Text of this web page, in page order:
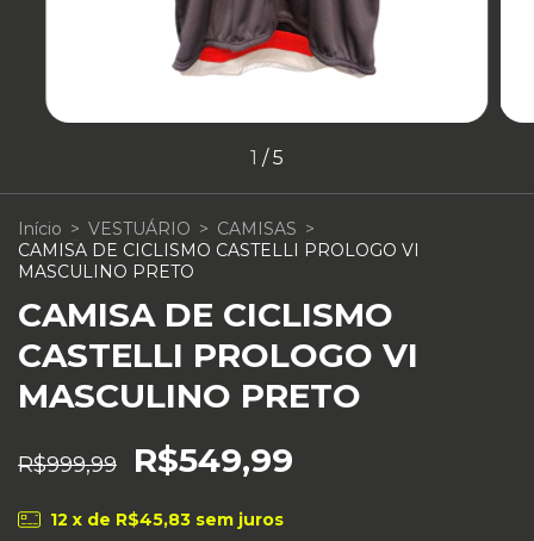
1 /5
Início > VESTUÁRIO > CAMISAS >
CAMISA DE CICLISMO CASTELLI PROLOGO VI
MASCULINO PRETO
CAMISA DE CICLISMO
CASTELLI PROLOGO VI
MASCULINO PRETO
R$999,99 R$549,99
12 x de R$45,83 sem juros